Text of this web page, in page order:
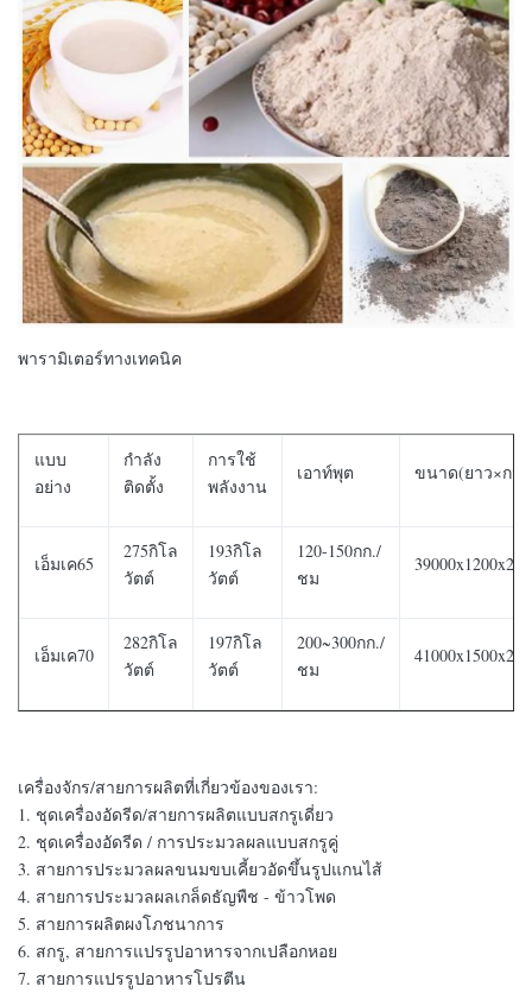
พารามิเตอร์ทางเทคนิค
แบบ
อย่าง
กำลัง
ติดตั้ง
การใช้
พลังงาน
เอาท์พุต ขนาด(ยาว×กว้
เอ็มเค65
275กิโล
วัตต์
193กิโล
วัตต์
120-150กก./
ชม
เอ็มเค70
282กิโล
วัตต์
197กิโล
วัตต์
200~300กก./
ชม
เครื่องจักร/สายการผลิตที่เกี่ยวข้องของเรา:
1. ชุดเครื่องอัดรีด/สายการผลิตแบบสกรูเดี่ยว
2. ชุดเครื่องอัดรีด / การประมวลผลแบบสกรูคู่
3. สายการประมวลผลขนมขบเคี้ยวอัดขึ้นรูปแกนไส้
4. สายการประมวลผลเกล็ดธัญพืช - ข้าวโพด
5. สายการผลิตผงโภชนาการ
6. สกรู, สายการแปรรูปอาหารจากเปลือกหอย
7. สายการแปรรูปอาหารโปรตีน